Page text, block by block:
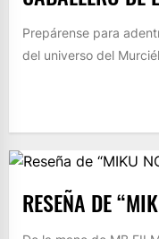
Prepárense para
del universo del
RESEÑA DE